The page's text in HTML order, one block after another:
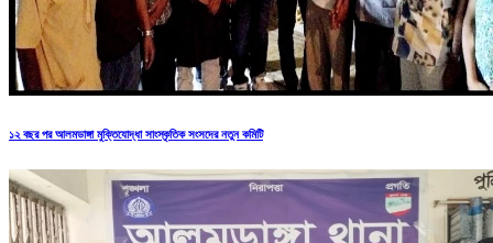
১২ বছর পর আলমডাঙ্গা মুক্তিযোদ্ধা সাংস্কৃতিক সংসদের নতুন কমিটি